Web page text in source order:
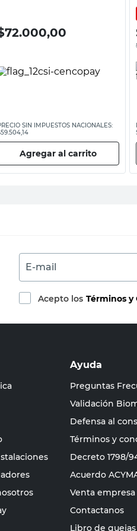
72.000,00
SIN IMPUESTOS NACIONALES:
Agregar al carrito
E-mail
Acepto los Términos y
Ayuda
Preguntas
Validación
Defensa al
Términos y
Decreto 1798/
Acuerdo
Venta empresa
Contactanos
Libro de quejas